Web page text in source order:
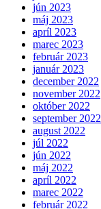
jún 2023
máj 2023
apríl 2023
marec 2023
február 2023
január 2023
december 2022
november 2022
október 2022
september 2022
august 2022
júl 2022
jún 2022
máj 2022
apríl 2022
marec 2022
február 2022